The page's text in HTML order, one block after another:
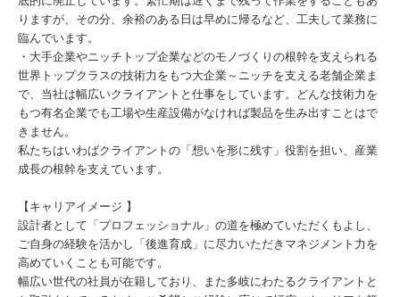
りますが、その分、余裕のある日は早めに帰るなど、工夫して業務に
臨んでいます。
・大手企業やニッチトップ企業などのモノづくりの根幹を支えられる
世界トップクラスの技術力をもつ大企業～ニッチを支える老舗企業ま
で、当社は幅広いクライアントと仕事をしています。どんな技術力を
もつ有名企業でも工場や生産設備がなければ製品を生み出すことはで
きません。
私たちはいわばクライアントの「想いを形に残す」役割を担い、産業
成長の根幹を支えています。
【キャリアイメージ 】
設計者として「プロフェッショナル」の道を極めていただくもよし、
ご自身の経験を活かし「後進育成」に尽力いただきマネジメント力を
高めていくことも可能です。
幅広い世代の社員が在籍しており、また多岐にわたるクライアントと